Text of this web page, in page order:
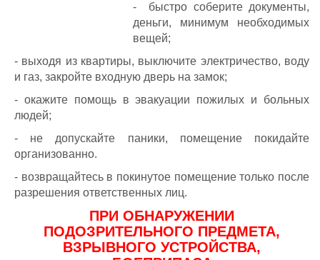
- быстро соберите документы,
деньги, минимум необходимых
вещей;
- выходя из квартиры, выключите электричество, воду
и газ, закройте входную дверь на замок;
- окажите помощь в эвакуации пожилых и больных
людей;
- не допускайте паники, помещение покидайте
организованно.
- возвращайтесь в покинутое помещение только после
разрешения ответственных лиц.
ПРИ ОБНАРУЖЕНИИ
ПОДОЗРИТЕЛЬНОГО ПРЕДМЕТА,
ВЗРЫВНОГО УСТРОЙСТВА,